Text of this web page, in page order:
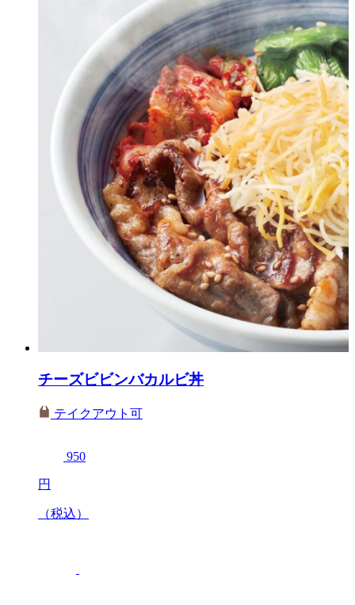
チーズビビンバカルビ丼
テイクアウト可
950
円
（税込）